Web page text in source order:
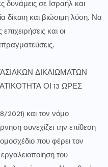
δυνάμεις σε Ισραήλ και
δίκαιη και βιώσιμη λύση. Να
και οι
ΔΙΚΑΙΩΜΑΤΩΝ
ΟΙ 13 ΩΡΕΣ
2021) και τον νόμο
συνεχίζει την επίθεση
που φέρει τον
του